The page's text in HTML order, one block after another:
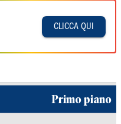
CLICCA QUI
Primo piano